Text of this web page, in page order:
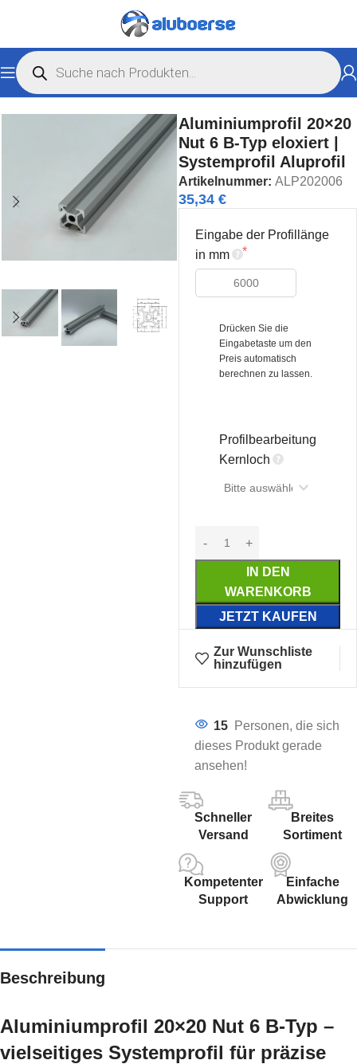
Start Nutprofile Nutprofile B-Typ
Aluminiumprofil 20×20
Nut 6 B-Typ eloxiert |
Systemprofil Aluprofil
Artikelnummer: ALP202006
35,34 €
Eingabe der Profillänge
in mm
Drücken Sie die
Eingabetaste um den
Preis automatisch
berechnen zu lassen.
Profilbearbeitung
Kernloch
IN DEN
WARENKORB
JETZT KAUFEN
Zur Wunschliste
hinzufügen
15 Personen, die sich
dieses Produkt gerade
ansehen!
Schneller
Versand
Breites
Sortiment
Kompetenter
Support
Einfache
Abwicklung
Beschreibung
Aluminiumprofil 20×20 Nut 6 B-Typ –
vielseitiges Systemprofil für präzise